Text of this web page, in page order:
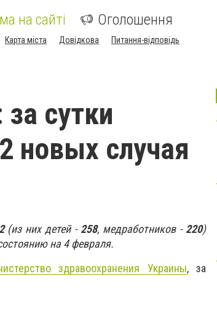
на сайті Оголошення
Карта міста Довідкова Питання-відповідь
сутки
новых случая
(из них детей - 258, медработников - 220)
на 4 февраля.
здравоохранения Украины, за